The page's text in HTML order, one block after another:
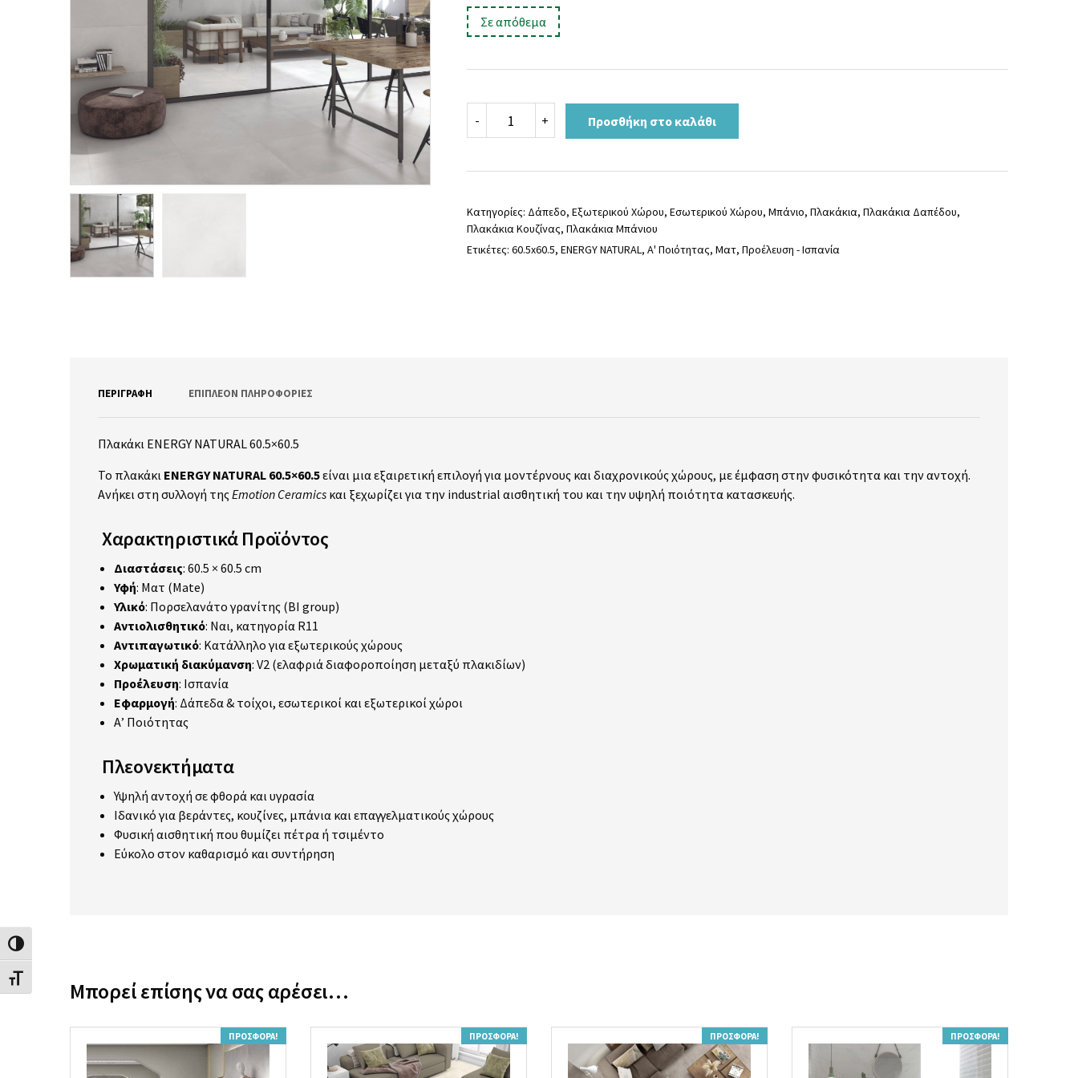
Εναλλαγή Υψηλής Αντίθεσης
Εναλλαγή Μεγέθους Γραμμάτων
:
price
was:
22,90 €.είναι:
Σε απόθεμα
-
ENERGY
NATURAL
ποσότητα
+ Προσθήκη στο καλάθι
Κατηγορίες: Δάπεδο, Εξωτερικού Χώρου, Εσωτερικού Χώρου, Μπάνιο, Πλακάκια, Πλακάκια Δαπέδου,
Πλακάκια Κουζίνας, Πλακάκια Μπάνιου
Ετικέτες: 60.5x60.5, ENERGY NATURAL, Α' Ποιότητας, Ματ, Προέλευση - Ισπανία
ΠΕΡΙΓΡΑΦΉ ΕΠΙΠΛΈΟΝ ΠΛΗΡΟΦΟΡΊΕΣ
Πλακάκι ENERGY NATURAL 60.5×60.5
Το πλακάκι ENERGY NATURAL 60.5×60.5είναι μια εξαιρετική επιλογή για μοντέρνους και διαχρονικούς χώρους, με έμφαση στην φυσικότητα και την αντοχή.
Ανήκει στη συλλογή τηςEmotion Ceramics και ξεχωρίζει για την industrial αισθητική του και την υψηλή ποιότητα κατασκευής.
Χαρακτηριστικά Προϊόντος
Διαστάσεις: 60.5 × 60.5 cm
Υφή: Ματ (Mate)
Υλικό: Πορσελανάτο γρανίτης (BI group)
Αντιολισθητικό: Ναι, κατηγορία R11
Αντιπαγωτικό: Κατάλληλο για εξωτερικούς χώρους
Χρωματική διακύμανση: V2 (ελαφριά διαφοροποίηση μεταξύ πλακιδίων)
Προέλευση: Ισπανία
Εφαρμογή: Δάπεδα & τοίχοι, εσωτερικοί και εξωτερικοί χώροι
Α’ Ποιότητας
Πλεονεκτήματα
Υψηλή αντοχή σε φθορά και υγρασία
Ιδανικό για βεράντες, κουζίνες, μπάνια και επαγγελματικούς χώρους
Φυσική αισθητική που θυμίζει πέτρα ή τσιμέντο
Εύκολο στον καθαρισμό και συντήρηση
Μπορεί επίσης να σας αρέσει…
ΠΡΟΣΦΟΡΆ! ΠΡΟΣΦΟΡΆ! ΠΡΟΣΦΟΡΆ! ΠΡΟΣΦΟΡΆ!